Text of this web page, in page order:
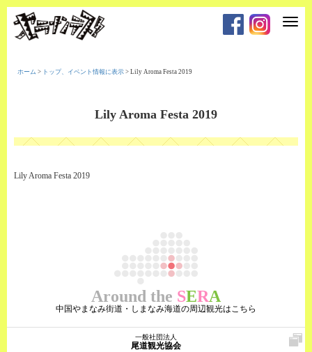
T
t
i
ホーム > トップ、イベント情報に表示 > Lily Aroma Festa 2019
Lily Aroma Festa 2019
Lily Aroma Festa 2019
Around the SERA
中国やまなみ街道・しまなみ海道の周辺観光はこちら
一般社団法人
尾道観光協会